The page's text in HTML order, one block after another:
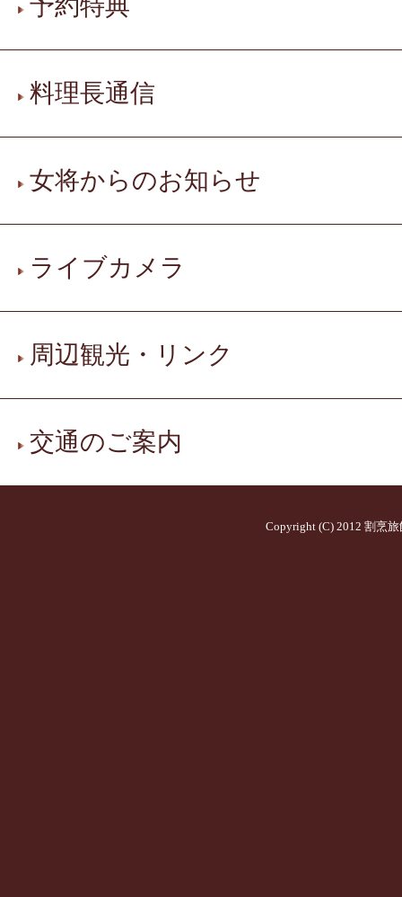
予約特典
料理長通信
女将からのお知らせ
ライブカメラ
周辺観光・リンク
交通のご案内
Copyright (C) 2012 割烹